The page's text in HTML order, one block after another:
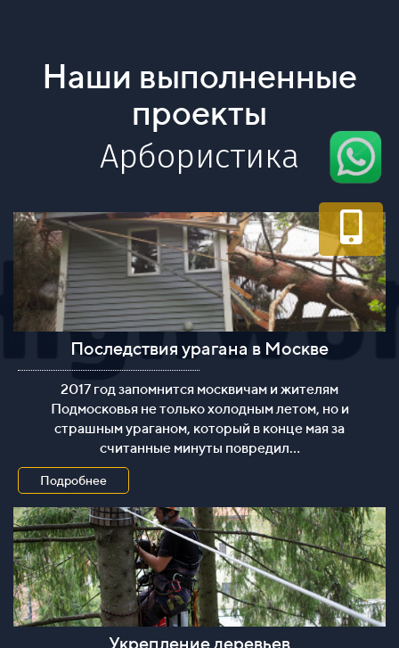
Наши выполненные
проекты
Арбористика
Последствия урагана в Москве
Последствия урагана в Москве
2017 год запомнится москвичам и жителям
Подмосковья не только холодным летом, но и
страшным ураганом, который в конце мая за
считанные минуты повредил...
Подробнее
Укрепление деревьев